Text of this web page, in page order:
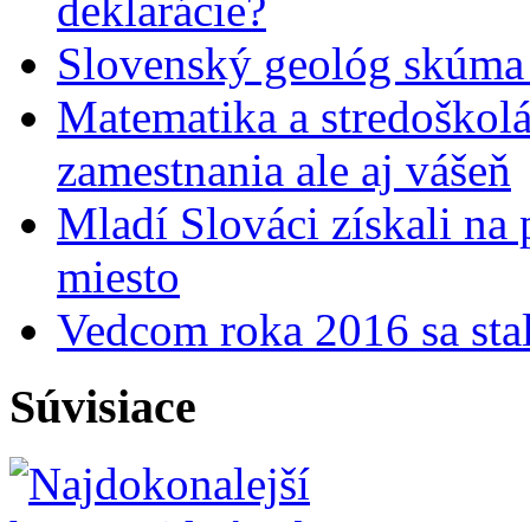
deklarácie?
Slovenský geológ
Matematika a
zamestnania ale aj vášeň
Mladí Slováci získali na
miesto
Vedcom roka 2016 sa
Súvisiace